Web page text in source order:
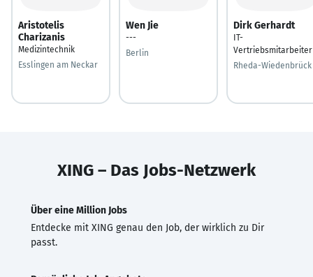
Aristotelis
Charizanis
Medizintechnik
Esslingen am Neckar
Wen Jie
---
Berlin
Dirk Gerhardt
IT-
Vertriebsmitarbeiter
Rheda-Wiedenbrück
XING – Das Jobs-Netzwerk
Über eine Million Jobs
Entdecke mit XING genau den Job, der wirklich zu Dir
passt.